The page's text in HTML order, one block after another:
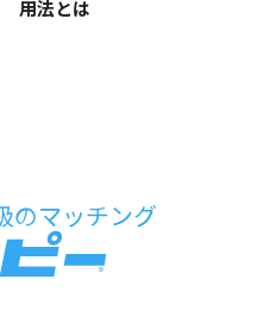
用法とは